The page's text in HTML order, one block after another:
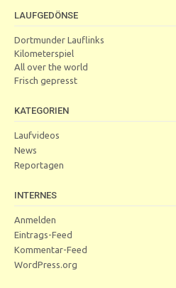
LAUFGEDÖNSE
Dortmunder Lauflinks
Kilometerspiel
All over the world
Frisch gepresst
KATEGORIEN
Laufvideos
News
Reportagen
INTERNES
Anmelden
Eintrags-Feed
Kommentar-Feed
WordPress.org